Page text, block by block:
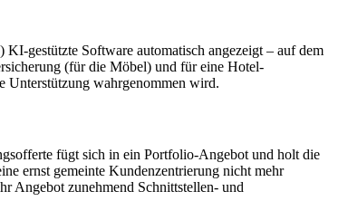
gestützte Software automatisch angezeigt – auf dem
(für die Möbel) und für eine Hotel-
Unterstützung wahrgenommen wird.
fügt sich in ein Portfolio-Angebot und holt die
ernst gemeinte Kundenzentrierung nicht mehr
Angebot zunehmend Schnittstellen- und